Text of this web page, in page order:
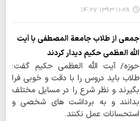
۱۳۹۳-۱۱-۲۸ ۱۴:۲۷
جمعی از طلاب جامعة المصطفی با آیت
الله العظمی حکیم دیدار کردند
حوزه/ آیت الله العظمی حکیم گفت:
طلاب باید دروس را با دقت و خوبی فرا
بگیرند و نظر شرع را در مسایل مختلف
بدانند و به برداشت های شخصی و
استحسانات عمل نکنند.